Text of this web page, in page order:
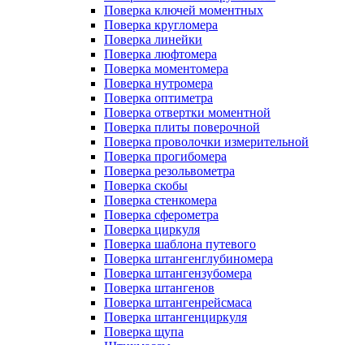
Поверка ключей моментных
Поверка кругломера
Поверка линейки
Поверка люфтомера
Поверка моментомера
Поверка нутромера
Поверка оптиметра
Поверка отвертки моментной
Поверка плиты поверочной
Поверка проволочки измерительной
Поверка прогибомера
Поверка резольвометра
Поверка скобы
Поверка стенкомера
Поверка сферометра
Поверка циркуля
Поверка шаблона путевого
Поверка штангенглубиномера
Поверка штангензубомера
Поверка штангенов
Поверка штангенрейсмаса
Поверка штангенциркуля
Поверка щупа